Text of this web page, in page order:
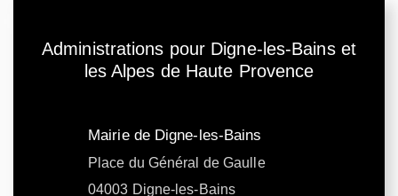
Administrations pour Digne-les-Bains et
les Alpes de Haute Provence
Mairie de Digne-les-Bains
Place du Général de Gaulle
04003 Digne-les-Bains